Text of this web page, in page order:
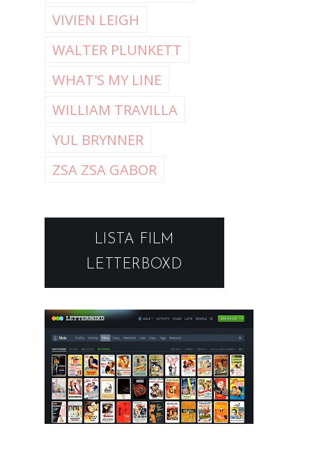
VIVIEN LEIGH
WALTER PLUNKETT
WHAT'S MY LINE
WILLIAM TRAVILLA
YUL BRYNNER
ZSA ZSA GABOR
LISTA FILM
LETTERBOXD